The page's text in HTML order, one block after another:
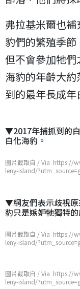
弗拉基米爾也
豹們的繁殖季節
但不會參加牠
海豹的年齡大
到的最年長成年
▼2017年捕抓到的
白化海豹。
圖片截取自 / Via https://
leny-island/
▼網友們表示歧視原
豹只是嫉妒牠獨特的
圖片截取自 / Via https://
leny-island/
圖片截取自 / Via https://
leny-island/